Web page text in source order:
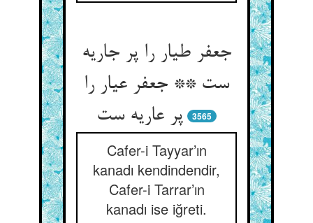
جعفر طیار را پر جاریه
ست ** جعفر عیار را
پر عاریه ست‏
3565
Cafer-i Tayyar’ın
kanadı kendindendir,
Cafer-i Tarrar’ın
kanadı ise iğreti.